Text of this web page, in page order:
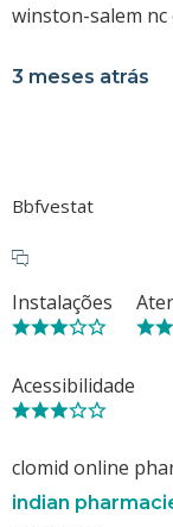
winston-salem
3 meses atrás
Bbfvestat
Instalações
Acessibilidade
clomid online
indian